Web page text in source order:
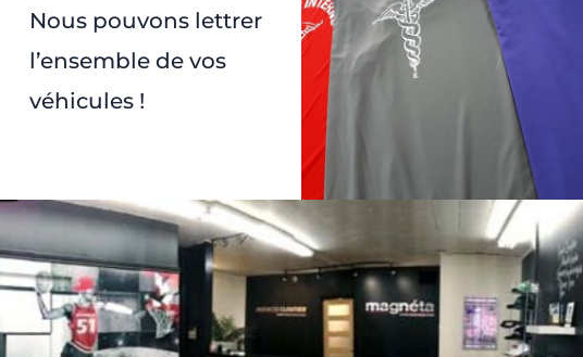
Nous pouvons lettrer
l’ensemble de vos
véhicules !